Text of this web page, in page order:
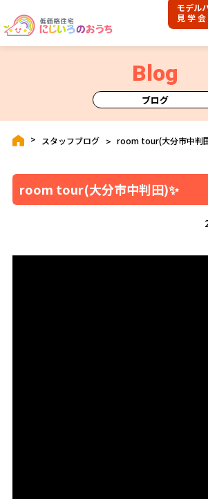
モデル
見学
ブログ
Blog
スタッフブログ room tour(大分市中判
room tour(大分市中判田)✨